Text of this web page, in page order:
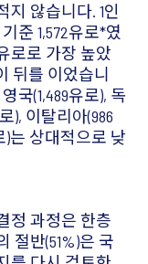
지 않습니다. 1인
준 1,572유로*였
로로 가장 높았
뒤를 이었습니
국(1,489유로), 독
), 이탈리아(986
)는 상대적으로 낮
정 과정은 한층
절반(51%)은 국